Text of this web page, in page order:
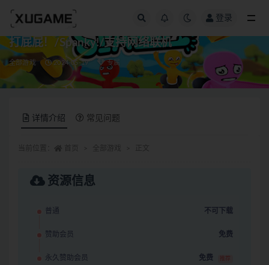
登录
打屁屁！/Spanky!/支持网络联机
全部游戏 2024-05-19 专属
详情介绍 常见问题
资源信息
普通 不可下载
赞助会员 免费
永久赞助会员 免费 推荐